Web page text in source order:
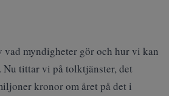
vad myndigheter gör och hur vi kan
Nu tittar vi på tolktjänster, det
kronor om året på det i